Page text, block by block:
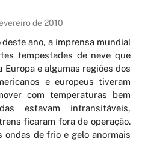
de 2010
ano, a imprensa mundial
tempestades de neve que
Europa e algumas regiões dos
e europeus tiveram
com temperaturas bem
estavam intransitáveis,
ficaram fora de operação.
ondas de frio e gelo anormais